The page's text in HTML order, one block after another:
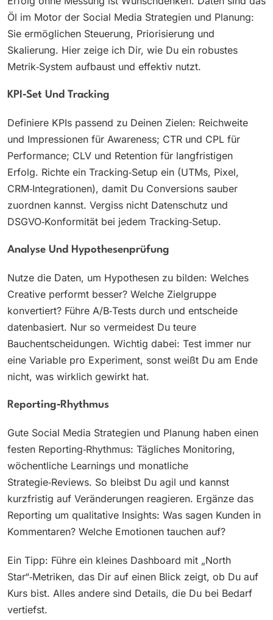
Öl im Motor der Social Media Strategien und Planung:
Sie ermöglichen Steuerung, Priorisierung und
Skalierung. Hier zeige ich Dir, wie Du ein robustes
Metrik‑System aufbaust und effektiv nutzt.
KPI‑Set Und Tracking
Definiere KPIs passend zu Deinen Zielen: Reichweite
und Impressionen für Awareness; CTR und CPL für
Performance; CLV und Retention für langfristigen
Erfolg. Richte ein Tracking‑Setup ein (UTMs, Pixel,
CRM‑Integrationen), damit Du Conversions sauber
zuordnen kannst. Vergiss nicht Datenschutz und
DSGVO‑Konformität bei jedem Tracking‑Setup.
Analyse Und Hypothesenprüfung
Nutze die Daten, um Hypothesen zu bilden: Welches
Creative performt besser? Welche Zielgruppe
konvertiert? Führe A/B‑Tests durch und entscheide
datenbasiert. Nur so vermeidest Du teure
Bauchentscheidungen. Wichtig dabei: Test immer nur
eine Variable pro Experiment, sonst weißt Du am Ende
nicht, was wirklich gewirkt hat.
Reporting‑Rhythmus
Gute Social Media Strategien und Planung haben einen
festen Reporting‑Rhythmus: Tägliches Monitoring,
wöchentliche Learnings und monatliche
Strategie‑Reviews. So bleibst Du agil und kannst
kurzfristig auf Veränderungen reagieren. Ergänze das
Reporting um qualitative Insights: Was sagen Kunden in
Kommentaren? Welche Emotionen tauchen auf?
Ein Tipp: Führe ein kleines Dashboard mit „North
Star“‑Metriken, das Dir auf einen Blick zeigt, ob Du auf
Kurs bist. Alles andere sind Details, die Du bei Bedarf
vertiefst.